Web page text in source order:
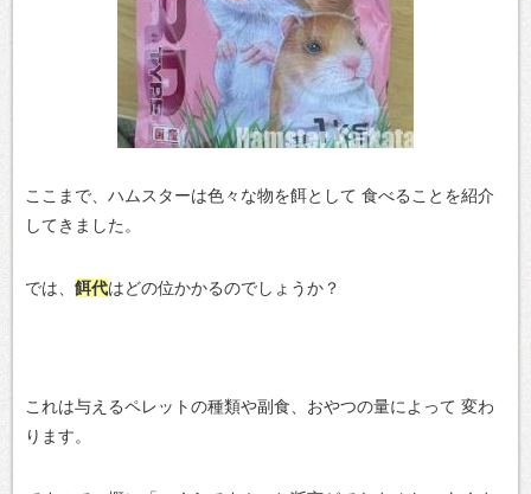
ここまで、ハムスターは色々な物を餌として 食べることを紹介
してきました。
では、 餌代はどの位かかるのでしょうか？
これは与えるペレットの種類や副食、おやつの量によって 変わ
ります。